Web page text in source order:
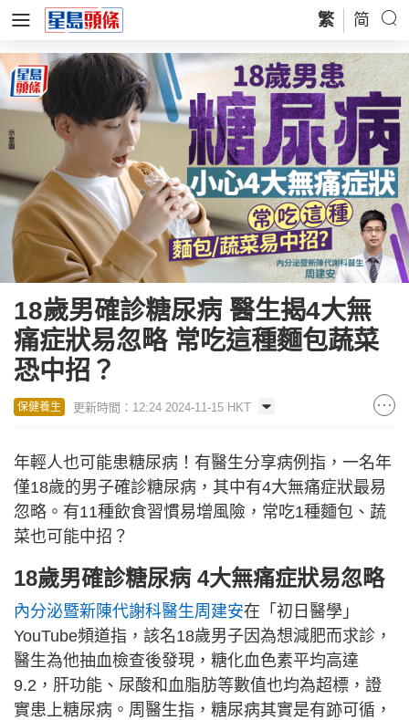
繁 简
18歲男確診糖尿病 醫生揭4大無
痛症狀易忽略 常吃這種麵包蔬菜
恐中招？
保健養生 更新時間：12:24 2024-11-15 HKT
年輕人也可能患糖尿病！有醫生分享病例指，一名年
僅18歲的男子確診糖尿病，其中有4大無痛症狀最易
忽略。有11種飲食習慣易增風險，常吃1種麵包、蔬
菜也可能中招？
18歲男確診糖尿病 4大無痛症狀易忽略
內分泌暨新陳代謝科醫生周建安在「初日醫學」
YouTube頻道指，該名18歲男子因為想減肥而求診，
醫生為他抽血檢查後發現，糖化血色素平均高達
9.2，肝功能、尿酸和血脂肪等數值也均為超標，證
實患上糖尿病。周醫生指，糖尿病其實是有跡可循，